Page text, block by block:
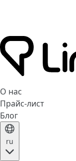
О нас
Прайс-лист
Блог
ru